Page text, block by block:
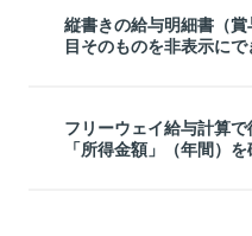
縦書きの給与明細書（
目そのものを非表示にで
フリーウェイ給与計算
「所得金額」（年間）